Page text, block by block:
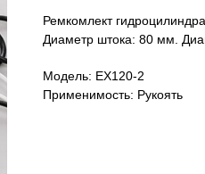
Ремкомлект
Диаметр штока: 80 мм.
Модель: EX120-2
Применимость: Рукоять